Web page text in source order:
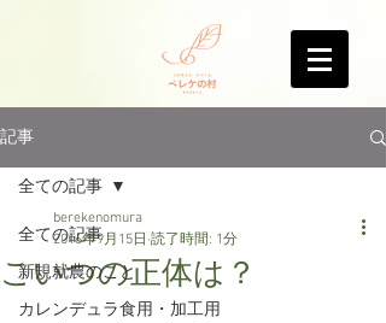
記事
全ての記事
新規就農のこと
カレンデュラ食用・加工用
全ての記事
こいつの正体は？
berekenomura
2016年9月15日 読了時間: 1分